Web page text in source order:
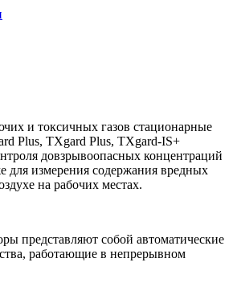
и токсичных газов стационарные
Plus, TXgard Plus, TXgard-IS+
довзрывоопасных концентраций
для измерения содержания вредных
на рабочих местах.
представляют собой автоматические
работающие в непрерывном